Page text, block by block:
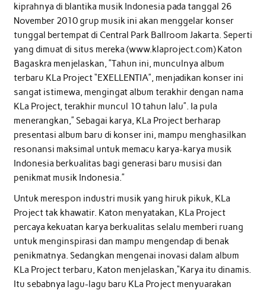
kiprahnya di blantika musik Indonesia pada tanggal 26
November 2010 grup musik ini akan menggelar konser
tunggal bertempat di Central Park Ballroom Jakarta. Seperti
yang dimuat di situs mereka (www.klaproject.com) Katon
Bagaskra menjelaskan, ”Tahun ini, munculnya album
terbaru KLa Project “EXELLENTIA”, menjadikan konser ini
sangat istimewa, mengingat album terakhir dengan nama
KLa Project, terakhir muncul 10 tahun lalu”. Ia pula
menerangkan,” Sebagai karya, KLa Project berharap
presentasi album baru di konser ini, mampu menghasilkan
resonansi maksimal untuk memacu karya-karya musik
Indonesia berkualitas bagi generasi baru musisi dan
penikmat musik Indonesia.”
Untuk merespon industri musik yang hiruk pikuk, KLa
Project tak khawatir. Katon menyatakan, KLa Project
percaya kekuatan karya berkualitas selalu memberi ruang
untuk menginspirasi dan mampu mengendap di benak
penikmatnya. Sedangkan mengenai inovasi dalam album
KLa Project terbaru, Katon menjelaskan,“Karya itu dinamis.
Itu sebabnya lagu-lagu baru KLa Project menyuarakan